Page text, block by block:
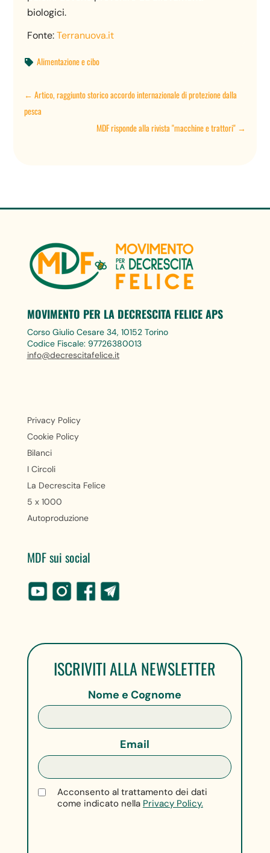
biologici.
Fonte:Terranuova.it
 Alimentazione e cibo
←Artico, raggiunto storico accordo internazionale di protezione dalla
pesca
MDF risponde alla rivista "macchine e trattori"→
MOVIMENTO PER LA DECRESCITA FELICE APS
Corso Giulio Cesare 34, 10152 Torino
Codice Fiscale: 97726380013
info@decrescitafelice.it
Privacy Policy
Cookie Policy
Bilanci
I Circoli
La Decrescita Felice
5 x 1000
Autoproduzione
MDF sui social
ISCRIVITI ALLA NEWSLETTER
Nome e Cognome
Email
Acconsento al trattamento dei dati
come indicato nella Privacy Policy.